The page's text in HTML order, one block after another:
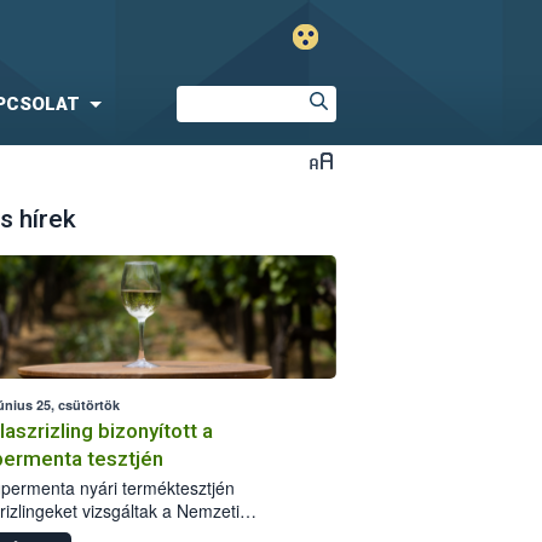
hírek
25, csütörtök
bizonyított a
tesztjén
nyári terméktesztjén
vizsgáltak a Nemzeti
biztonsági Hivatal (Nébih)